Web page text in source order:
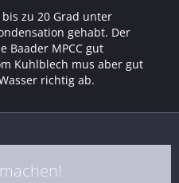
zu 20 Grad unter
gehabt. Der
Baader MPCC gut
Kuhlblech mus aber gut
richtig ab.